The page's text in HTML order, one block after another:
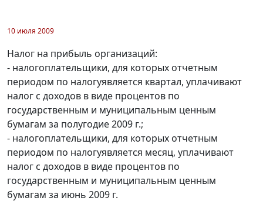
10 июля 2009
Налог на прибыль организаций:
- налогоплательщики, для которых отчетным
периодом по налогуявляется квартал, уплачивают
налог с доходов в виде процентов по
государственным и муниципальным ценным
бумагам за полугодие 2009 г.;
- налогоплательщики, для которых отчетным
периодом по налогуявляется месяц, уплачивают
налог с доходов в виде процентов по
государственным и муниципальным ценным
бумагам за июнь 2009 г.